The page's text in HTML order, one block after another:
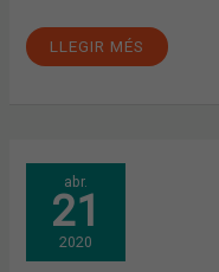
LLEGIR MÉS
abr.
21
2020
EL
CONSELL
DE
COL·LEGIS
FARMACÈUTICS
DE
CATALUNYA